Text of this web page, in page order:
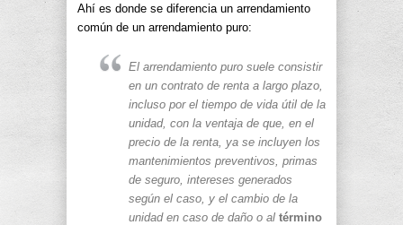
Ahí es donde se diferencia un arrendamiento
común de un arrendamiento puro:
El arrendamiento puro suele consistir
en un contrato de renta a largo plazo,
incluso por el tiempo de vida útil de la
unidad, con la ventaja de que, en el
precio de la renta, ya se incluyen los
mantenimientos preventivos, primas
de seguro, intereses generados
según el caso, y el cambio de la
unidad en caso de daño o al término